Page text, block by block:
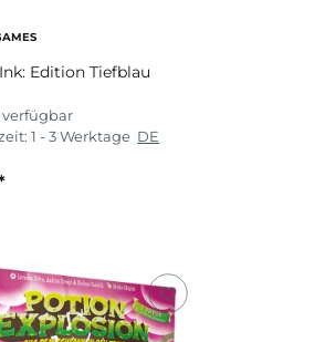
Edition Tiefblau
verfügbar
1 - 3 Werktage DE